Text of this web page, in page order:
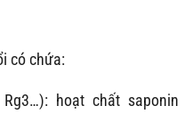
có chứa:
Rg3…): hoạt chất saponin